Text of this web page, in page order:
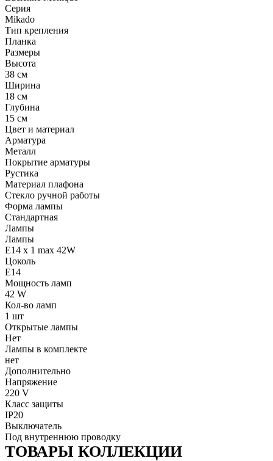
Серия
Mikado
Тип крепления
Планка
Размеры
Высота
38 см
Ширина
18 см
Глубина
15 см
Цвет и материал
Арматура
Металл
Покрытие арматуры
Рустика
Материал плафона
Стекло ручной работы
Форма лампы
Стандартная
Лампы
Лампы
E14 x 1 max 42W
Цоколь
E14
Мощность ламп
42 W
Кол-во ламп
1 шт
Открытые лампы
Нет
Лампы в комплекте
нет
Дополнительно
Напряжение
220 V
Класс защиты
IP20
Выключатель
Под внутреннюю проводку
ТОВАРЫ КОЛЛЕКЦИИ